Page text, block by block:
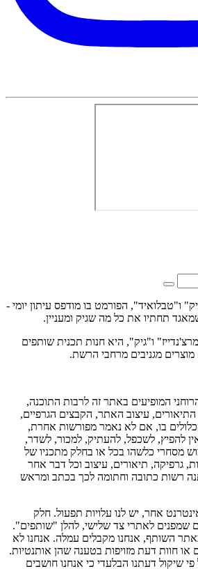
ו"טבלואיד", הפורמט בו מודפס עיתון יומי -
תחתיו את כל מה שגיק ומעניין.
ו"גיק", היא חנות תכנית שותפים
הרוחני המופיעים באתר זה לרבות התוכנה,
עיצוב האתר, הקבצים הגרפיים,
בו, אם לא נאמר מפורשות אחרת,
להפיץ, לשכפל, להעתיק, למכור, לשדר,
מסחרי כלשהו בכל או בחלק מתכניו של
גרפיקה, תיאורים, עיצוב וכל דבר אחר
רשות כתובה וחתומה לכך בכתב ומראש
אחר, יש לנו עלויות תפעול. חלק
שמפנים לאתרי צד שלישי, להלן "שותפים".
השותף, אנחנו מקבלים עמלה. אנחנו לא
חוות דעת מזויפות בטענה שהן אותנטיות.
שיקול דעתנו הבלעדי כי אנחנו חושבים